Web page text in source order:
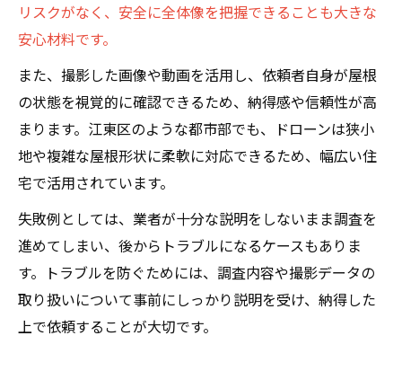
リスクがなく、安全に全体像を把握できることも大きな
安心材料です。
また、撮影した画像や動画を活用し、依頼者自身が屋根
の状態を視覚的に確認できるため、納得感や信頼性が高
まります。江東区のような都市部でも、ドローンは狭小
地や複雑な屋根形状に柔軟に対応できるため、幅広い住
宅で活用されています。
失敗例としては、業者が十分な説明をしないまま調査を
進めてしまい、後からトラブルになるケースもありま
す。トラブルを防ぐためには、調査内容や撮影データの
取り扱いについて事前にしっかり説明を受け、納得した
上で依頼することが大切です。